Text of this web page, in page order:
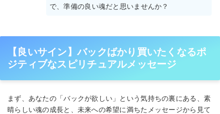
で、準備の良い魂だと思いませんか？
【良いサイン】バックばかり買いたくなるポ
ジティブなスピリチュアルメッセージ
まず、あなたの「バックが欲しい」という気持ちの裏にある、素
晴らしい魂の成長と、未来への希望に満ちたメッセージから見て